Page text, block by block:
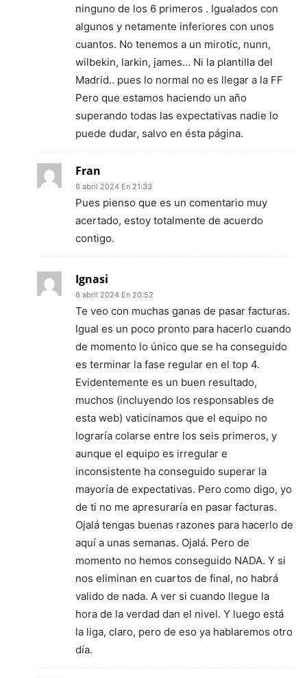
ninguno de los 6 primeros . Igualados con
algunos y netamente inferiores con unos
cuantos. No tenemos a un mirotic, nunn,
wilbekin, larkin, james… Ni la plantilla del
Madrid.. pues lo normal no es llegar a la FF
Pero que estamos haciendo un año
superando todas las expectativas nadie lo
puede dudar, salvo en ésta página.
Fran
6 abril 2024 En 21:33
Pues pienso que es un comentario muy
acertado, estoy totalmente de acuerdo
contigo.
Ignasi
6 abril 2024 En 20:52
Te veo con muchas ganas de pasar facturas.
Igual es un poco pronto para hacerlo cuando
de momento lo único que se ha conseguido
es terminar la fase regular en el top 4.
Evidentemente es un buen resultado,
muchos (incluyendo los responsables de
esta web) vaticinamos que el equipo no
lograría colarse entre los seis primeros, y
aunque el equipo es irregular e
inconsistente ha conseguido superar la
mayoría de expectativas. Pero como digo, yo
de ti no me apresuraría en pasar facturas.
Ojalá tengas buenas razones para hacerlo de
aquí a unas semanas. Ojalá. Pero de
momento no hemos conseguido NADA. Y si
nos eliminan en cuartos de final, no habrá
valido de nada. A ver si cuando llegue la
hora de la verdad dan el nivel. Y luego está
la liga, claro, pero de eso ya hablaremos otro
día.